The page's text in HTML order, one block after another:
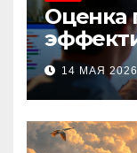
Оценка
при
касания
14 МАЯ 2026